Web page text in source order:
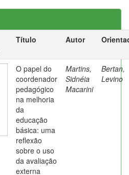
Título Autor
O papel do
coordenador
pedagógico
na melhoria
da
educação
básica: uma
reflexão
sobre o uso
da avaliação
externa
Martins,
Sidnéia
Macarini
Bertan,
Levino